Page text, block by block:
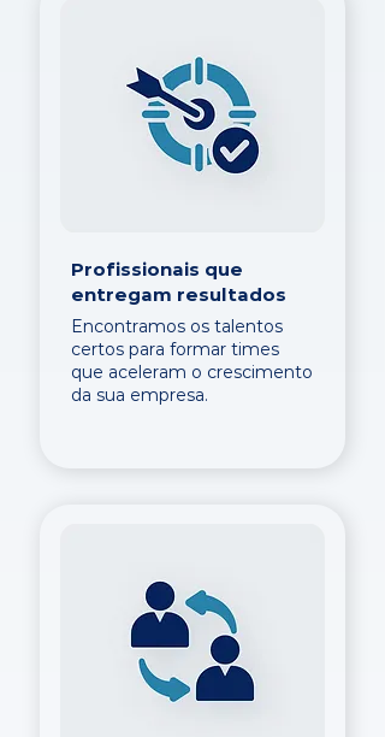
Profissionais que
entregam resultados
Encontramos os talentos
certos para formar times
que aceleram o crescimento
da sua empresa.